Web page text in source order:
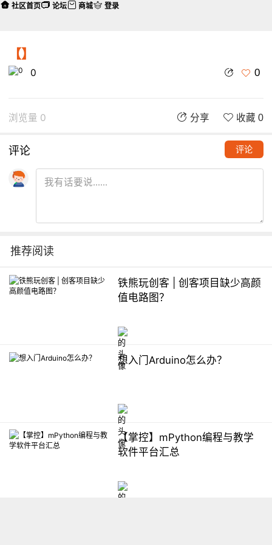
【】
0 0
浏览量 0 分享 收藏 0
评论 评论
推荐阅读
铁熊玩创客 | 创客项目缺少高颜
值电路图？
想入门Arduino怎么办？
【掌控】mPython编程与教学
软件平台汇总
社区首页 论坛 商城 登录